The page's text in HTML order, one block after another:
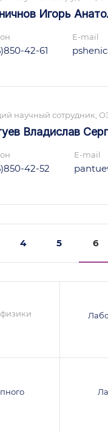
Игорь
42-61
E-mail
научный сотрудник,
Владислав
42-52
E-mail
4 5 6